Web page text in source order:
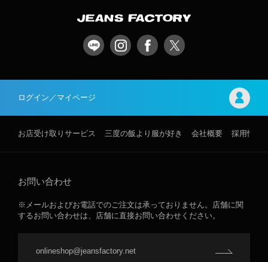
ログイン／マイページ
お店受け取りサービス 三度の飯より服が好き 会社概要 採用情報
お問い合わせ
※メールおよびお電話でのご注文は承っておりません。店舗に関
するお問い合わせは、店舗に直接お問い合わせください。
onlineshop@jeansfactory.net